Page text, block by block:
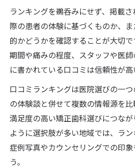
最新トレンドも分かる矯正歯
歯科矯正の最新トレンド
ワイヤー矯正とマウスピ
セラミック矯正が注目さ
部分矯正のメリットと歯
口コミの裏側にある評判の実
歯科の口コミはどこまで
矯正歯科評判に隠れた患
ランキングを鵜呑みにせず、掲載
際の患者の体験に基づくものか、
的かどうかを確認することが大切
期間や痛みの程度、スタッフや医
に書かれている口コミは信頼性が高
口コミランキングは医院選びの一
の体験談と併せて複数の情報源を比
満足度の高い矯正歯科選びにつな
ように選択肢が多い地域では、ラン
症例写真やカウンセリングでの印
う。